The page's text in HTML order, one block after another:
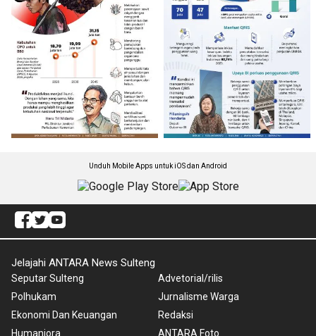
Unduh Mobile Apps untuk iOS dan Android
Jelajahi ANTARA News Sulteng
Seputar Sulteng
Polhukam
Ekonomi Dan Keuangan
Humaniora
Advetorial/rilis
Jurnalisme Warga
Redaksi
ANTARA Foto